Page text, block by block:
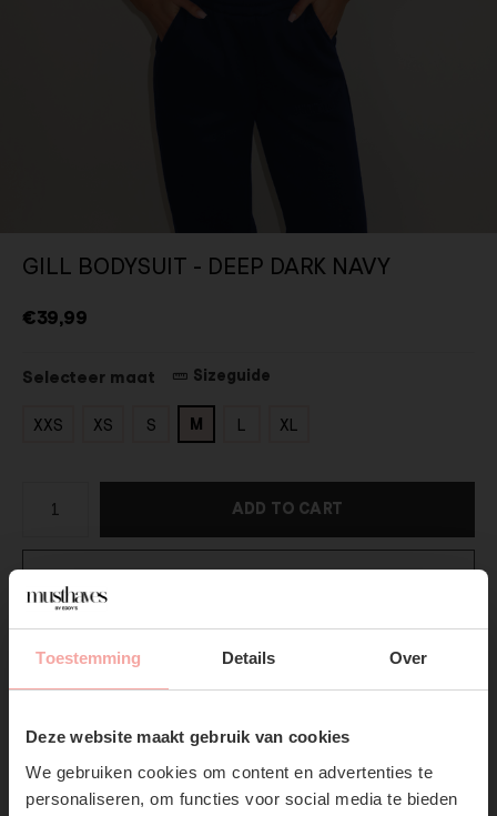
Toestemming Details Over
Deze website maakt gebruik van cookies
We gebruiken cookies om content en advertenties te
personaliseren, om functies voor social media te bieden
SUBSCRIBE NOW & GET
10% OFF YOUR FIRST
ORDER!
Don't miss out on our trendy new drops or exclusive
GILL BODYSUIT - DEEP DARK NAVY
€39,99
Selecteer maat Sizeguide
XXS XS S M L XL
ADD TO CART
DIRECT BETALEN
Vandaag verzonden? Je hebt nog 29
Verzenden & Retourneren